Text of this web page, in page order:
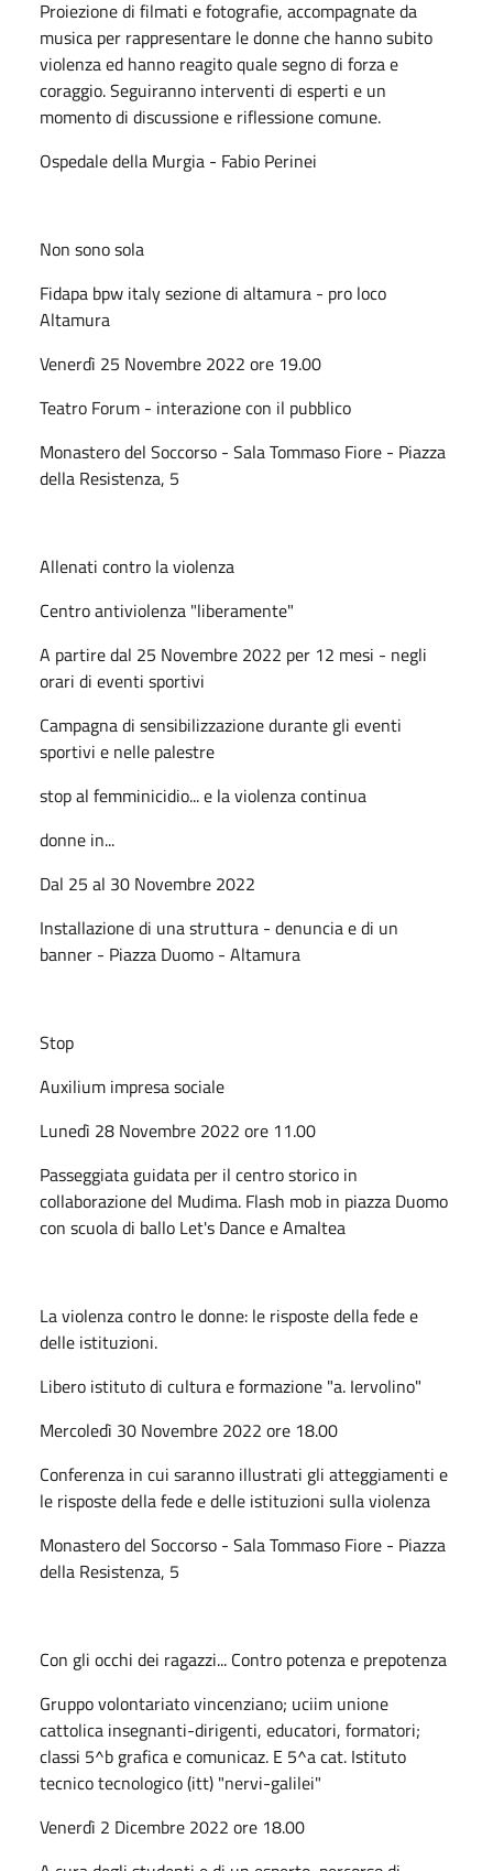
Proiezione di filmati e fotografie, accompagnate da
musica per rappresentare le donne che hanno subito
violenza ed hanno reagito quale segno di forza e
coraggio. Seguiranno interventi di esperti e un
momento di discussione e riflessione comune.
Ospedale della Murgia - Fabio Perinei
Non sono sola
Fidapa bpw italy sezione di altamura - pro loco
Altamura
Venerdì 25 Novembre 2022 ore 19.00
Teatro Forum - interazione con il pubblico
Monastero del Soccorso - Sala Tommaso Fiore - Piazza
della Resistenza, 5
Allenati contro la violenza
Centro antiviolenza "liberamente"
A partire dal 25 Novembre 2022 per 12 mesi - negli
orari di eventi sportivi
Campagna di sensibilizzazione durante gli eventi
sportivi e nelle palestre
stop al femminicidio... e la violenza continua
donne in...
Dal 25 al 30 Novembre 2022
Installazione di una struttura - denuncia e di un
banner - Piazza Duomo - Altamura
Stop
Auxilium impresa sociale
Lunedì 28 Novembre 2022 ore 11.00
Passeggiata guidata per il centro storico in
collaborazione del Mudima. Flash mob in piazza Duomo
con scuola di ballo Let's Dance e Amaltea
La violenza contro le donne: le risposte della fede e
delle istituzioni.
Libero istituto di cultura e formazione "a. Iervolino"
Mercoledì 30 Novembre 2022 ore 18.00
Conferenza in cui saranno illustrati gli atteggiamenti e
le risposte della fede e delle istituzioni sulla violenza
Monastero del Soccorso - Sala Tommaso Fiore - Piazza
della Resistenza, 5
Con gli occhi dei ragazzi... Contro potenza e prepotenza
Gruppo volontariato vincenziano; uciim unione
cattolica insegnanti-dirigenti, educatori, formatori;
classi 5^b grafica e comunicaz. E 5^a cat. Istituto
tecnico tecnologico (itt) "nervi-galilei"
Venerdì 2 Dicembre 2022 ore 18.00